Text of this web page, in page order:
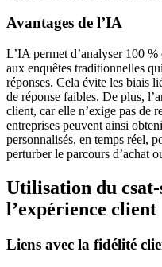
Avantages de l’IA
L’IA permet d’analyser 100
aux enquêtes traditionnelles
réponses. Cela évite les biais
de réponse faibles. De plus,
client, car elle n’exige pas de
entreprises peuvent ainsi
personnalisés, en temps réel,
perturber le parcours d’achat
Utilisation du
l’expérience client
Liens avec la fidélité